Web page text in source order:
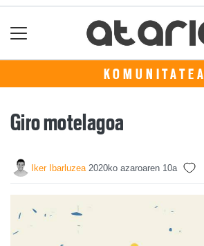
KOMUNITATEA
Giro motelagoa
Iker Ibarluzea 2020ko azaroaren 10a